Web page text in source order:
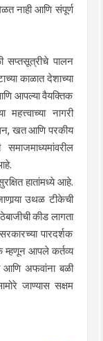
नाही आणि संपूर्ण
सप्तसूत्रीचे पालन
काळात देशाच्या
आपल्या वैयक्तिक
नागरी
खत आणि परकीय
हातांमध्ये आहे.
उथळ टीकेची
कीड लागता
पारदर्शक
म्हणून आपले कर्तव्य
आणि अफवांना बळी
जाण्यास सक्षम